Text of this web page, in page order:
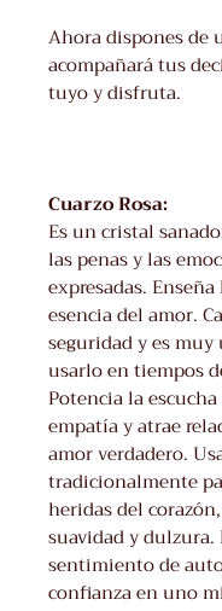
Ahora dispones de
acompañará tus
tuyo y disfruta.
Cuarzo Rosa:
Es un cristal
las penas y las
expresadas.
esencia del amor.
seguridad y es
usarlo en tiempos
Potencia la
empatí­a y atrae
amor verdadero.
tradicionalmente
heridas del
suavidad y dulzura.
sentimiento de
confianza en uno